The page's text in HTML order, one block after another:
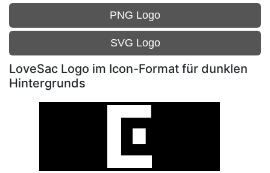
PNG Logo
SVG Logo
LoveSac Logo im Icon-Format für dunklen
Hintergrunds